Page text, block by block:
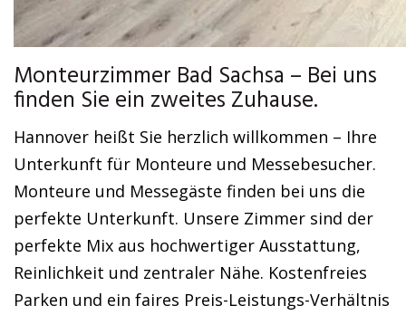
Monteurzimmer Bad Sachsa – Bei uns
finden Sie ein zweites Zuhause.
Hannover heißt Sie herzlich willkommen – Ihre
Unterkunft für Monteure und Messebesucher.
Monteure und Messegäste finden bei uns die
perfekte Unterkunft. Unsere Zimmer sind der
perfekte Mix aus hochwertiger Ausstattung,
Reinlichkeit und zentraler Nähe. Kostenfreies
Parken und ein faires Preis-Leistungs-Verhältnis